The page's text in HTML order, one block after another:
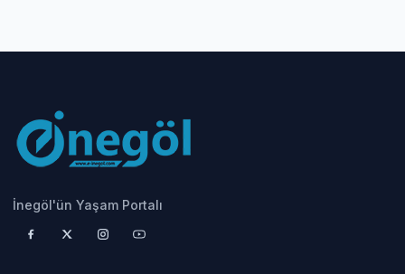
İnegöl'ün Yaşam Portalı